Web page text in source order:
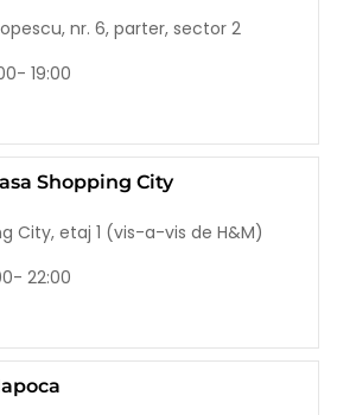
nr. 6, parter, sector 2
19:00
Shopping City
City, etaj 1 (vis-a-vis de H&M)
22:00